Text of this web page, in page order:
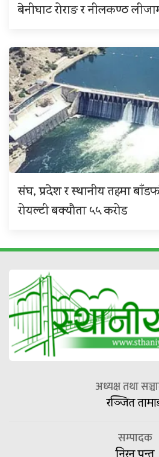
बेनीघाट रोराङ र नीलकण्ठ
संघ, प्रदेश र स्थानीय तहमा
रोयल्टी बक्यौता ५५ करोड
अध्यक्ष तथा
रञ्जित
सम्पादक